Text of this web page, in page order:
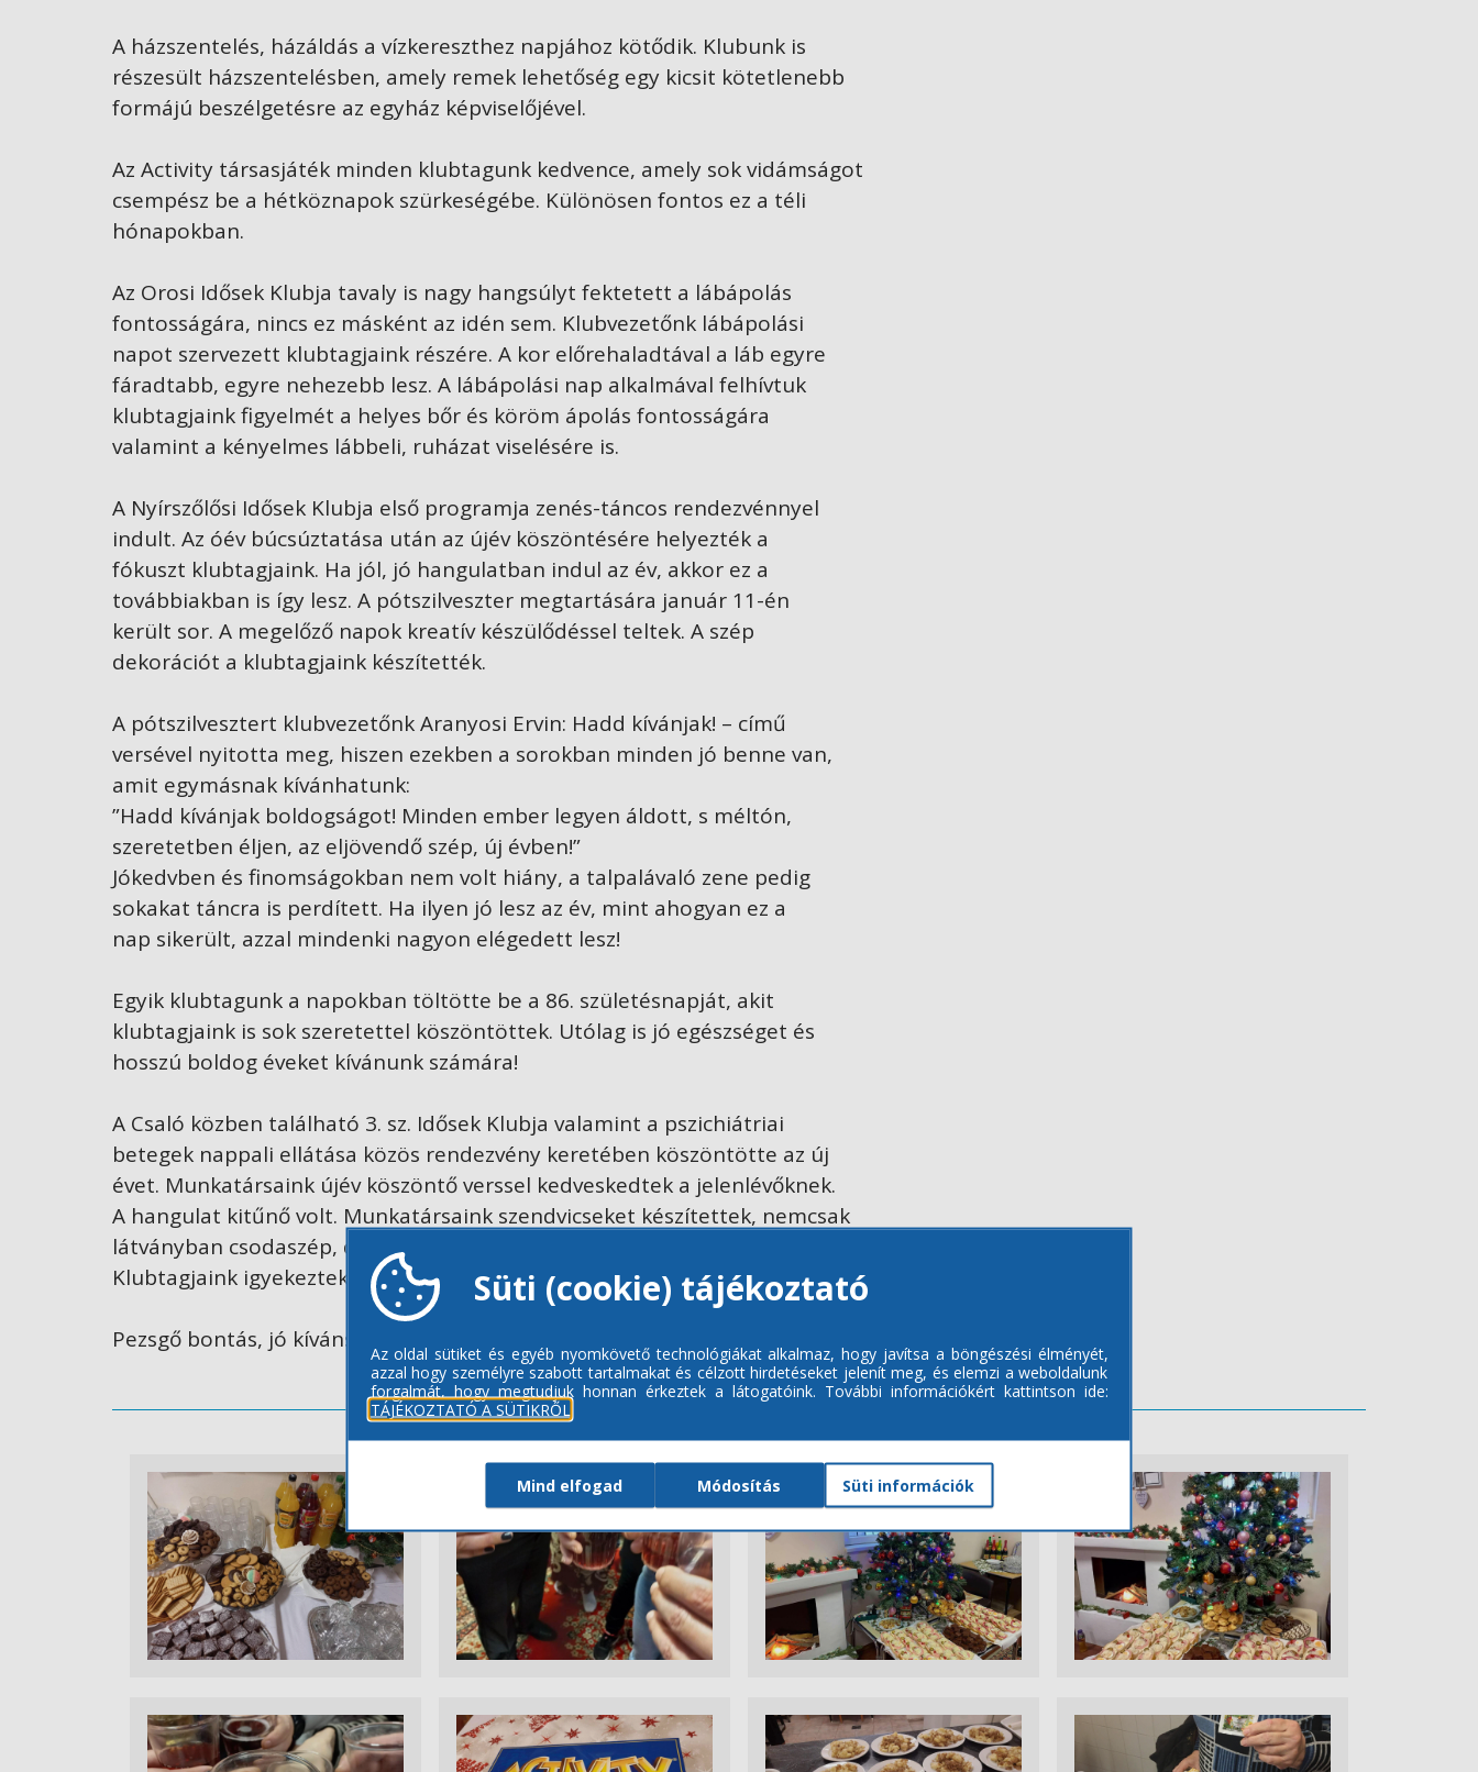
A házszentelés, házáldás a vízkereszthez napjához kötődik. Klubunk is
részesült házszentelésben, amely remek lehetőség egy kicsit kötetlenebb
formájú beszélgetésre az egyház képviselőjével.
Az Activity társasjáték minden klubtagunk kedvence, amely sok vidámságot
csempész be a hétköznapok szürkeségébe. Különösen fontos ez a téli
hónapokban.
Az Orosi Idősek Klubja tavaly is nagy hangsúlyt fektetett a lábápolás
fontosságára, nincs ez másként az idén sem. Klubvezetőnk lábápolási
napot szervezett klubtagjaink részére. A kor előrehaladtával a láb egyre
fáradtabb, egyre nehezebb lesz. A lábápolási nap alkalmával felhívtuk
klubtagjaink figyelmét a helyes bőr és köröm ápolás fontosságára
valamint a kényelmes lábbeli, ruházat viselésére is.
A Nyírszőlősi Idősek Klubja első programja zenés-táncos rendezvénnyel
indult. Az óév búcsúztatása után az újév köszöntésére helyezték a
fókuszt klubtagjaink. Ha jól, jó hangulatban indul az év, akkor ez a
továbbiakban is így lesz. A pótszilveszter megtartására január 11-én
került sor. A megelőző napok kreatív készülődéssel teltek. A szép
dekorációt a klubtagjaink készítették.
A pótszilvesztert klubvezetőnk Aranyosi Ervin: Hadd kívánjak! – című
versével nyitotta meg, hiszen ezekben a sorokban minden jó benne van,
amit egymásnak kívánhatunk:
”Hadd kívánjak boldogságot! Minden ember legyen áldott, s méltón,
szeretetben éljen, az eljövendő szép, új évben!”
Jókedvben és finomságokban nem volt hiány, a talpalávaló zene pedig
sokakat táncra is perdített. Ha ilyen jó lesz az év, mint ahogyan ez a
nap sikerült, azzal mindenki nagyon elégedett lesz!
Egyik klubtagunk a napokban töltötte be a 86. születésnapját, akit
klubtagjaink is sok szeretettel köszöntöttek. Utólag is jó egészséget és
hosszú boldog éveket kívánunk számára!
A Csaló közben található 3. sz. Idősek Klubja valamint a pszichiátriai
betegek nappali ellátása közös rendezvény keretében köszöntötte az új
évet. Munkatársaink újév köszöntő verssel kedveskedtek a jelenlévőknek.
A hangulat kitűnő volt. Munkatársaink szendvicseket készítettek, nemcsak
látványban csodaszép, de nagyon finom süteményeket sütöttek.
Klubtagjaink igyekeztek sós pogácsával kiegészíteni az édes ízeket.
Pezsgő bontás, jó kívánságok, vidám hangulat. Kell ennél több?
GALÉRIA
Süti (cookie) tájékoztató
Az oldal sütiket és egyéb nyomkövető technológiákat alkalmaz, hogy javítsa a böngészési élményét,
azzal hogy személyre szabott tartalmakat és célzott hirdetéseket jelenít meg, és elemzi a weboldalunk
forgalmát, hogy megtudjuk honnan érkeztek a látogatóink. További információkért kattintson ide:
TÁJÉKOZTATÓ A SÜTIKRŐL
Mind elfogad Módosítás Süti információk